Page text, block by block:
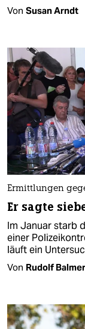
Von Susan Arndt
Ermittlungen
Er sagte
Im Januar starb
einer
läuft ein
Von Rudolf Balmer